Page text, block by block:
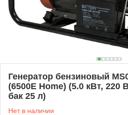
Генератор бензиновый
(6500E Home) (5.0 кВт, 220
бак 25 л)
Нет в наличии